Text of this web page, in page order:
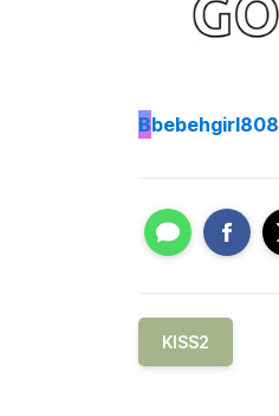
Bbebehgirl808
KISS2